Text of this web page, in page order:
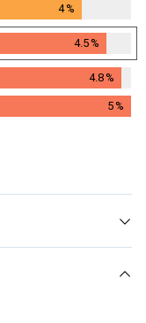
4%
4.5%
4.8%
5%